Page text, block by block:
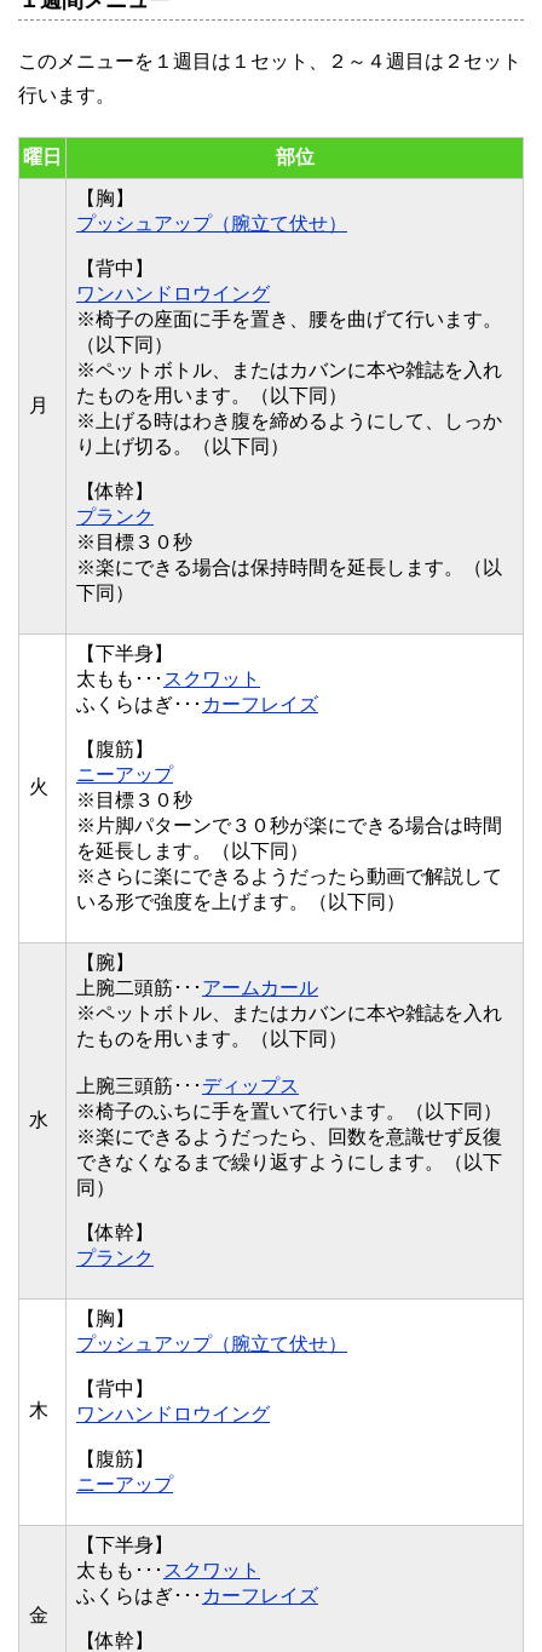
このメニューを１週目は１セット、２～４週目は２セット
行います。
曜日 部位
月
【胸】
プッシュアップ（腕立て伏せ）
【背中】
ワンハンドロウイング
※椅子の座面に手を置き、腰を曲げて行います。
（以下同）
※ペットボトル、またはカバンに本や雑誌を入れ
たものを用います。（以下同）
※上げる時はわき腹を締めるようにして、しっか
り上げ切る。（以下同）
【体幹】
プランク
※目標３０秒
※楽にできる場合は保持時間を延長します。（以
下同）
火
【下半身】
太もも･･･ スクワット
ふくらはぎ･･･ カーフレイズ
【腹筋】
ニーアップ
※目標３０秒
※片脚パターンで３０秒が楽にできる場合は時間
を延長します。（以下同）
※さらに楽にできるようだったら動画で解説して
いる形で強度を上げます。（以下同）
水
【腕】
上腕二頭筋･･･ アームカール
※ペットボトル、またはカバンに本や雑誌を入れ
たものを用います。（以下同）
上腕三頭筋･･･ ディップス
※椅子のふちに手を置いて行います。（以下同）
※楽にできるようだったら、回数を意識せず反復
できなくなるまで繰り返すようにします。（以下
同）
【体幹】
プランク
木
【胸】
プッシュアップ（腕立て伏せ）
【背中】
ワンハンドロウイング
【腹筋】
ニーアップ
金
【下半身】
太もも･･･ スクワット
ふくらはぎ･･･ カーフレイズ
【体幹】